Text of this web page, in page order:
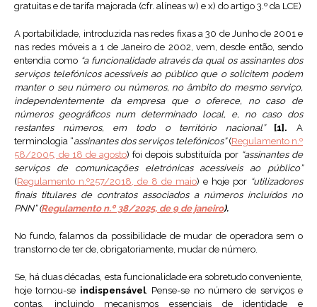
gratuitas e de tarifa majorada (cfr. alíneas w) e x) do artigo 3.º da LCE)
A portabilidade, introduzida nas redes fixas a 30 de Junho de 2001 e
nas redes móveis a 1 de Janeiro de 2002, vem, desde então, sendo
entendia como “a funcionalidade através da qual os assinantes dos
serviços telefónicos acessíveis ao público que o solicitem podem
manter o seu número ou números, no âmbito do mesmo serviço,
independentemente da empresa que o oferece, no caso de
números geográficos num determinado local, e, no caso dos
restantes números, em todo o território nacional”
[1]. A
terminologia “assinantes dos serviços telefónicos”(Regulamento n.º
58/2005, de 18 de agosto) foi depois substituída por “assinantes de
serviços de comunicações eletrónicas acessíveis ao público”
(Regulamento n.º257/2018, de 8 de maio) e hoje por “utilizadores
finais titulares de contratos associados a números incluídos no
PNN” (Regulamento n.º 38/2025, de 9 de janeiro).
No fundo, falamos da possibilidade de mudar de operadora sem o
transtorno de ter de, obrigatoriamente, mudar de número.
Se, há duas décadas, esta funcionalidade era sobretudo conveniente,
hoje tornou-se indispensável. Pense-se no número de serviços e
contas, incluindo mecanismos essenciais de identidade e